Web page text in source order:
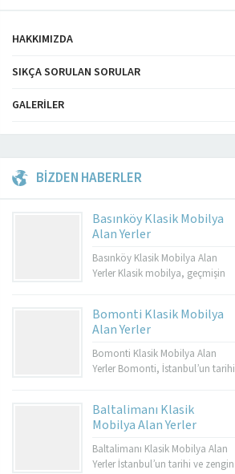
HAKKIMIZDA
SIKÇA SORULAN SORULAR
GALERILER
BİZDEN HABERLER
Basınköy Klasik Mobilya
Alan Yerler
Basınköy Klasik Mobilya Alan
Yerler Klasik mobilya, geçmişin
yansımasıdır. Bu tür mobilyalar,
hem görsel açıdan çekici hem de
dayanıklı olmalarıyla bilinir.
Basınköy klasik mobilya alan
mükemmel bir seçenektir. Eğer siz
de eski mobilyalarınızı satmayı...
Bomonti Klasik Mobilya
Alan Yerler
Bomonti Klasik Mobilya Alan
Yerler Bomonti, İstanbul’un tarihi
aynı zamanda klasik
mobilyaların en iyi adreslerinden
biri olarak da ün kazanmıştır.
Bomonti, tarihi atmosferi ile öne
Baltalimanı Klasik
Mobilya Alan Yerler
Baltalimanı Klasik Mobilya Alan
Yerler İstanbul’un tarihi ve zengin
Müşteri Temsilcisi